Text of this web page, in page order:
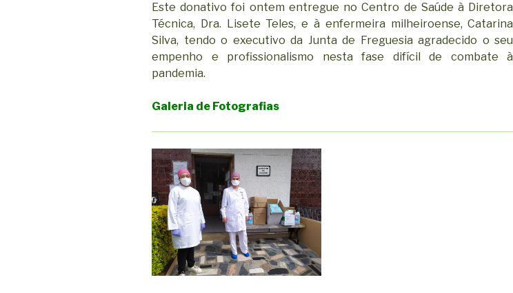
Este donativo foi ontem entregue no Centro de Saúde à Diretora
Técnica, Dra. Lisete Teles, e à enfermeira milheiroense, Catarina
Silva, tendo o executivo da Junta de Freguesia agradecido o seu
empenho e profissionalismo nesta fase difícil de combate à
pandemia.
Galeria de Fotografias